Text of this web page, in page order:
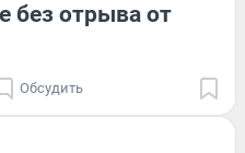
без отрыва от
Обсудить